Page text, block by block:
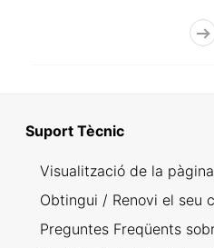
Suport Tècnic
Visualització de la pàgina
Obtingui / Renovi el seu
Preguntes Freqüents